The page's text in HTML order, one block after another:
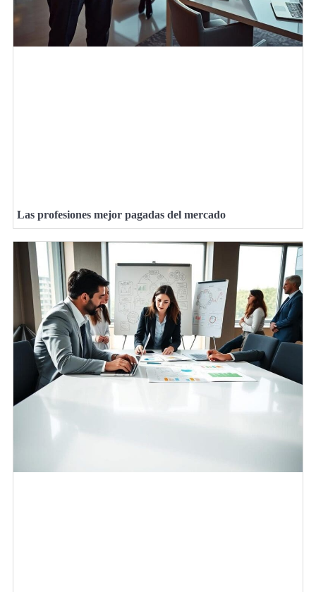
Las profesiones mejor pagadas del mercado